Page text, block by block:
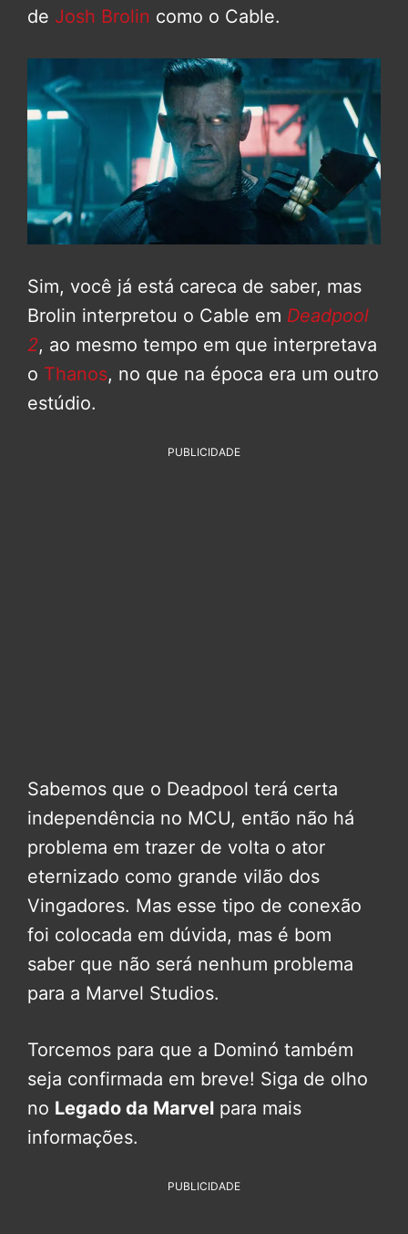
de Josh Brolin como o Cable.
Sim, você já está careca de saber, mas
Brolin interpretou o Cable em Deadpool
2, ao mesmo tempo em que interpretava
o Thanos, no que na época era um outro
estúdio.
PUBLICIDADE
Sabemos que o Deadpool terá certa
independência no MCU, então não há
problema em trazer de volta o ator
eternizado como grande vilão dos
Vingadores. Mas esse tipo de conexão
foi colocada em dúvida, mas é bom
saber que não será nenhum problema
para a Marvel Studios.
Torcemos para que a Dominó também
seja confirmada em breve! Siga de olho
no Legado da Marvel para mais
informações.
PUBLICIDADE